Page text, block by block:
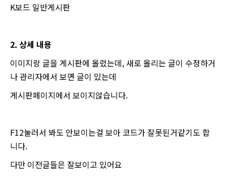
K보드 일반게시판
2. 상세 내용
이미지랑 글을 게시판에 올렸는데, 새로 올리는 글이 수정하거
나 관리자에서 보면 글이 있는데
게시판페이지에서 보이지않습니다.
F12눌러서 봐도 안보이는걸 보아 코드가 잘못된거같기도 합
니다.
다만 이전글들은 잘보이고 있어요